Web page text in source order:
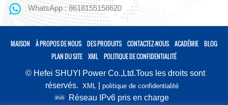
WhatsApp : 8618155158620
MAISON À PROPOS DE NOUS DES PRODUITS CONTACTEZ-NOUS ACADÉMIE
BLOG
PLAN DU SITE
XML
POLITIQUE DE CONFIDENTIALITÉ
© Hefei SHUYI Power Co.,Ltd.Tous les droits sont
réservés. XML politique de confidentialité
Réseau IPv6 pris en charge